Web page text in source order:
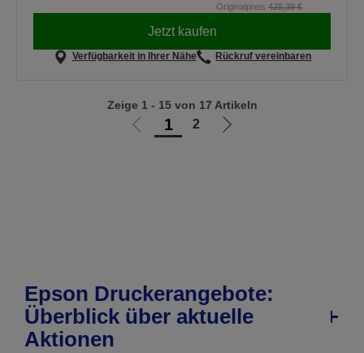
Originalpreis 428,39 €
Jetzt kaufen
Verfügbarkeit in Ihrer Nähe Rückruf vereinbaren
Zur 1 2
Zur
Zeige 1 - 15 von 17 Artikeln
Epson Druckerangebote:
Überblick über aktuelle
Aktionen